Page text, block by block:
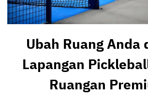
Ubah Ruang Anda
Lapangan
Ruangan